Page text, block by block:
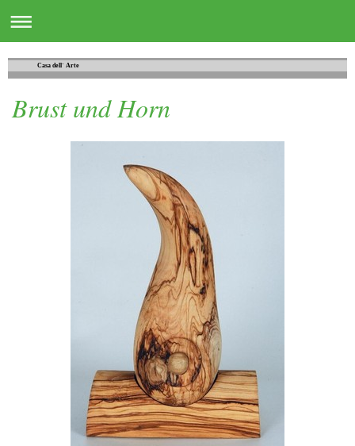
Casa dell´ Arte
Brust und Horn